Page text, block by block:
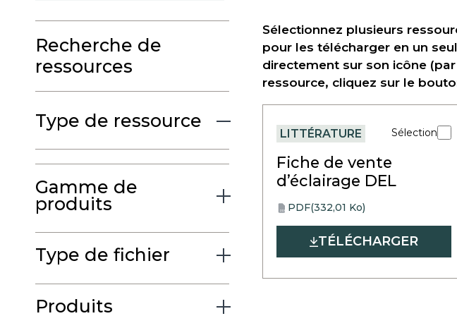
Recherche de
ressources
Type de ressource
Gamme de
produits
Type de fichier
Produits
Sélectionnez plusieurs
pour les télécharger en un
directement sur son icône
ressource, cliquez sur le
LITTÉRATURE Sélection
Fiche de vente
d’éclairage DEL
PDF PDF(332,01 Ko)
opens
in
new
TÉLÉCHARGER